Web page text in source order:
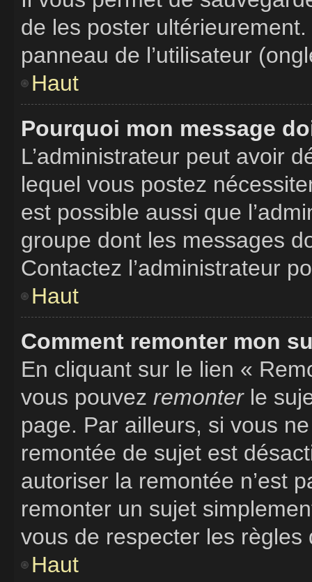
de les poster
panneau de l’utilisateur
Haut
Pourquoi mon message
L’administrateur peut avoir
lequel vous postez
est possible aussi que
groupe dont les messages
Contactez l’administrateur
Haut
Comment remonter mon
En cliquant sur le lien «
vous pouvez remonterle
page. Par ailleurs, si vous
remontée de sujet est
autoriser la remontée n’est
remonter un sujet
vous de respecter les
Haut